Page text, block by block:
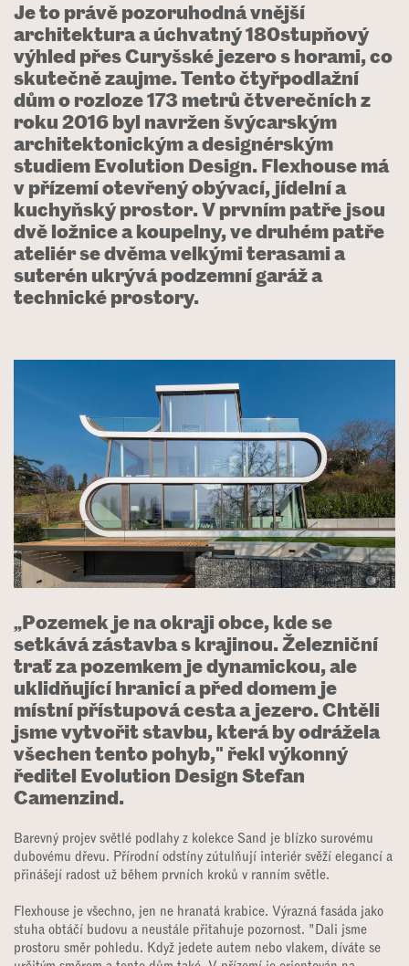
„Pozemek je na okraji obce, kde se
setkává zástavba s krajinou. Železniční
trať za pozemkem je dynamickou, ale
uklidňující hranicí a před domem je
místní přístupová cesta a jezero. Chtěli
jsme vytvořit stavbu, která by odrážela
všechen tento pohyb," řekl výkonný
ředitel Evolution Design Stefan
Camenzind.
Barevný projev světlé podlahy z kolekce Sand je blízko surovému
dubovému dřevu. Přírodní odstíny zútulňují ​interiér svěží elegancí a
přinášejí radost už během prvních kroků v ranním světle.
Flexhouse je všechno, jen ne hranatá krabice. Výrazná fasáda jako
stuha obtáčí budovu a neustále přitahuje pozornost. "Dali jsme
prostoru směr pohledu. Když jedete autem nebo vlakem, díváte se
Je to právě pozoruhodná vnější
architektura a úchvatný 180stupňový
výhled přes Curyšské jezero s horami, co
skutečně zaujme. Tento čtyřpodlažní
dům o rozloze 173 metrů čtverečních z
roku 2016 byl navržen švýcarským
architektonickým a designérským
studiem Evolution Design. Flexhouse má
v přízemí otevřený obývací, jídelní a
kuchyňský prostor. V prvním patře jsou
dvě ložnice a koupelny, ve druhém patře
ateliér se dvěma velkými terasami a
suterén ukrývá podzemní garáž a
technické prostory.